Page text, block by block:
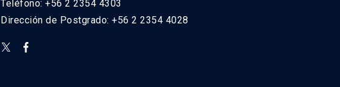
Teléfono: +56 2 2354 4303
Dirección de Postgrado: +56 2 2354 4028